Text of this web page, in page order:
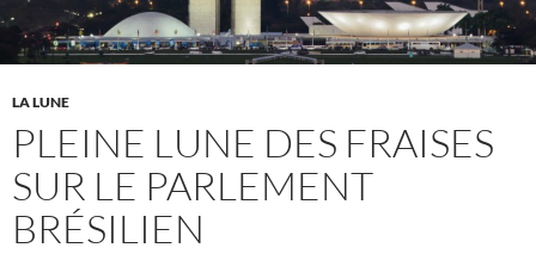
LA LUNE
PLEINE LUNE DES FRAISES
SUR LE PARLEMENT
BRÉSILIEN